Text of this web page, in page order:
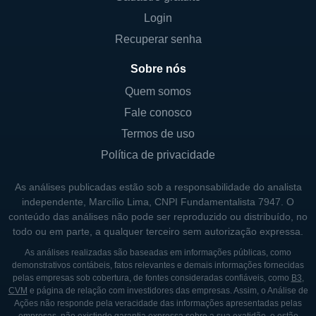
Holdings foi o fortalecimento de sua
presença no mercado financeiro, através da
ampliação de sua carteira de investimentos e
da diversificação de seus produtos e
mercado de capitais, consolidando sua
reputação como uma das principais gestoras
Nos últimos anos, a Alfa Holdings tem
investido significativamente em inovação e
tecnologia, buscando sempre a
modernização de suas operações e a
eficiência na gestão de seus ativos. A
empresa continua a crescer e se expandir,
Login
Recuperar senha
Sobre nós
Quem somos
Fale conosco
Termos de uso
Política de privacidade
As análises publicadas estão sob a responsabilidade do analista
independente, Marcílio Lima, CNPI Fundamentalista 7947. O
conteúdo das análises não pode ser reproduzido ou distribuído, no
todo ou em parte, a qualquer terceiro sem autorização expressa.
As análises realizadas são baseadas em informações públicas, como
demonstrativos contábeis, fatos relevantes e demais informações fornecidas
pelas empresas sob cobertura, de fontes consideradas confiáveis, como B3,
CVM e página de relação com investidores das empresas. Assim, o Análise de
Ações não responde pela veracidade das informações apresentadas pelas